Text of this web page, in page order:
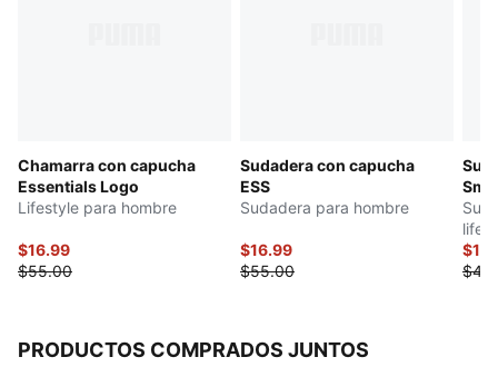
Chamarra con capucha
Essentials Logo
Lifestyle para hombre
$16.99
$55.00
Sudadera con capucha
ESS
Sudadera para hombre
$16.99
$55.00
PRODUCTOS COMPRADOS JUNTOS